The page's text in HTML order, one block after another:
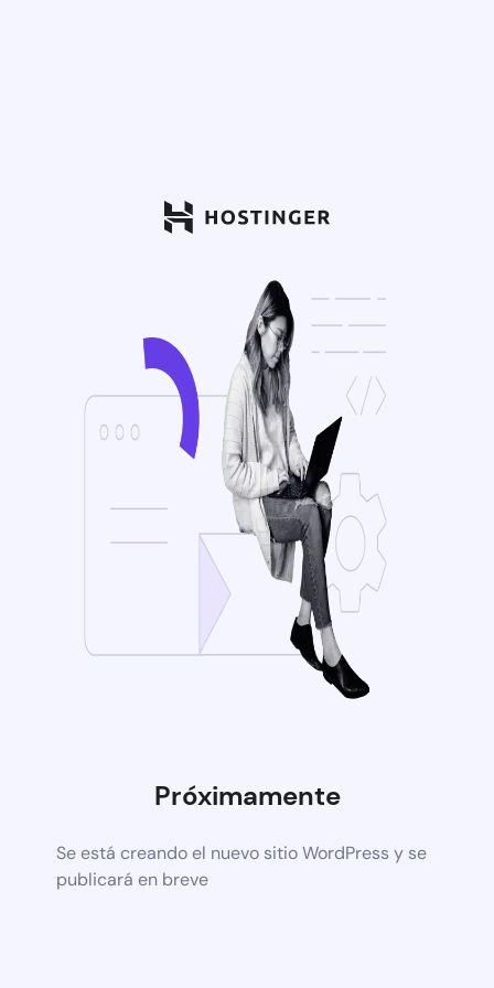
Próximamente
Se está creando el nuevo sitio WordPress y se
publicará en breve